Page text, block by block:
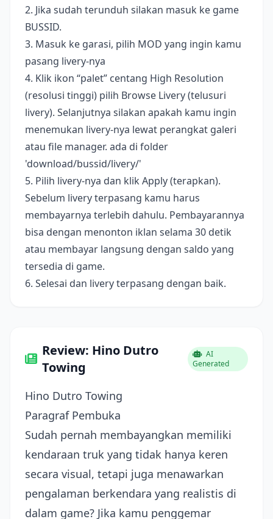
2. Jika sudah terunduh silakan masuk ke game
BUSSID.
3. Masuk ke garasi, pilih MOD yang ingin kamu
pasang livery-nya
4. Klik ikon “palet” centang High Resolution
(resolusi tinggi) pilih Browse Livery (telusuri
livery). Selanjutnya silakan apakah kamu ingin
menemukan livery-nya lewat perangkat galeri
atau file manager. ada di folder
'download/bussid/livery/'
5. Pilih livery-nya dan klik Apply (terapkan).
Sebelum livery terpasang kamu harus
membayarnya terlebih dahulu. Pembayarannya
bisa dengan menonton iklan selama 30 detik
atau membayar langsung dengan saldo yang
tersedia di game.
6. Selesai dan livery terpasang dengan baik.
Review: Hino Dutro
Towing
AI
Generated
Hino Dutro Towing
Paragraf Pembuka
Sudah pernah membayangkan memiliki
kendaraan truk yang tidak hanya keren
secara visual, tetapi juga menawarkan
pengalaman berkendara yang realistis di
dalam game? Jika kamu penggemar